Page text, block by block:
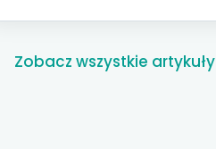
Przewodnik dla firm MŚP.
Zobacz wszystkie artykuły